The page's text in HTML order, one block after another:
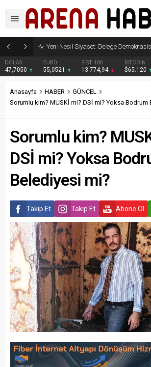
DOLAR
47,7050
EURO
55,0521
BIST 100
13.774,94
BITCOIN
$65.120
Anasayfa HABER
GÜNCEL
Sorumlu kim? MUSKİ mi? DSİ mi? Yoksa Bodrum
Sorumlu kim?
DSİ mi? Yoksa
Belediyesi mi?
Takip Et Takip Et Abone Ol